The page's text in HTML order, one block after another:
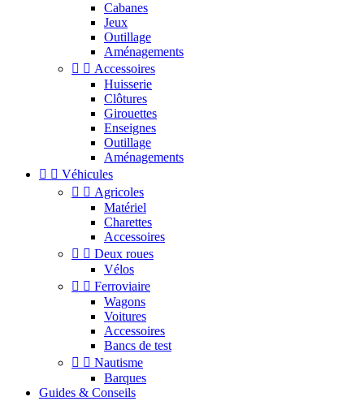
Cabanes
Jeux
Outillage
Aménagements
  Accessoires
Huisserie
Clôtures
Girouettes
Enseignes
Outillage
Aménagements
  Véhicules
  Agricoles
Matériel
Charettes
Accessoires
  Deux roues
Vélos
  Ferroviaire
Wagons
Voitures
Accessoires
Bancs de test
  Nautisme
Barques
Guides & Conseils